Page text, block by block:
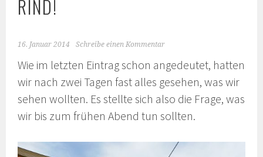
RIND!
16. Januar 2014 Schreibe einen Kommentar
Wie im letzten Eintrag schon angedeutet, hatten
wir nach zwei Tagen fast alles gesehen, was wir
sehen wollten. Es stellte sich also die Frage, was
wir bis zum frühen Abend tun sollten.